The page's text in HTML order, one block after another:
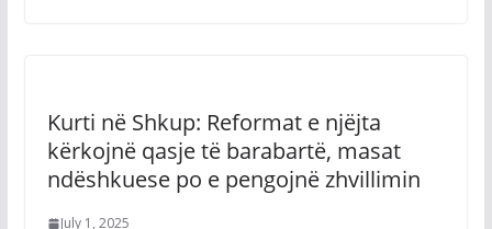
Kurti në Shkup: Reformat e njëjta
kërkojnë qasje të barabartë, masat
ndëshkuese po e pengojnë zhvillimin
July 1, 2025